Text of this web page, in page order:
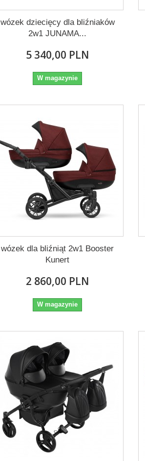
wózek dziecięcy dla bliźniaków
2w1 JUNAMA...
5 340,00 PLN
W magazynie
wózek dla bliźniąt 2w1 Booster
Kunert
2 860,00 PLN
W magazynie